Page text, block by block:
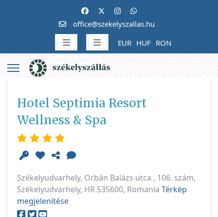
office@szekelyszallas.hu
EUR HUF RON
Hotel Septimia Resort
Wellness & Spa
Székelyudvarhely, Orbán Balázs utca , 106. szám,
Székelyudvarhely, HR 535600, Romania Térkép
megjelenítése